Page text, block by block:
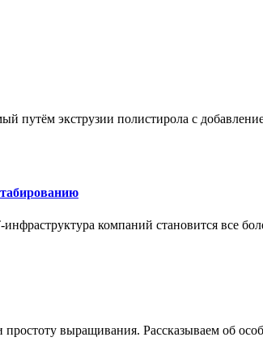
путём экструзии полистирола с
компаний становится все
выращивания. Рассказываем об